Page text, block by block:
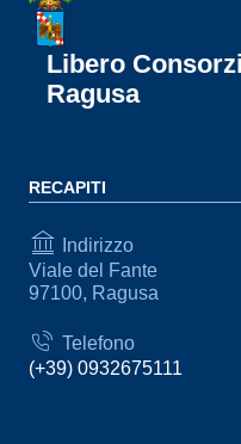
Libero
Ragusa
RECAPITI
Indirizzo
Viale del Fante
97100, Ragusa
Telefono
(+39) 0932675111